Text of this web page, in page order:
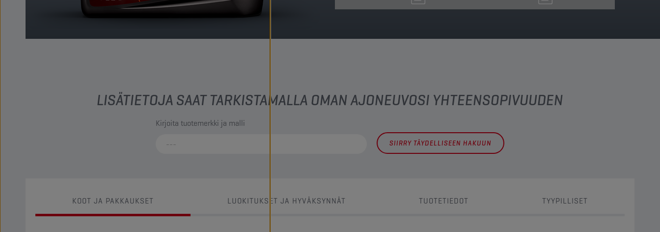
LISÄTIETOJA SAAT TARKISTAMALLA OMAN AJONEUVOSI YHTEENSOPIVUUDEN
Kirjoita tuotemerkki ja malli
SIIRRY TÄYDELLISEEN HAKUUN
KOOT JA PAKKAUKSET LUOKITUKSET JA HYVÄKSYNNÄT TUOTETIEDOT TYYPILLISET